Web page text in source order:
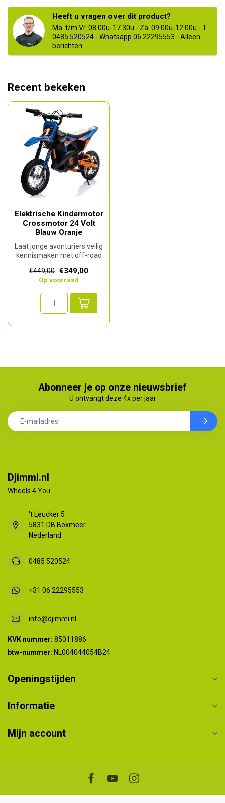
Heeft u vragen over dit product?
Ma. t/m Vr. 08.00u-17.30u - Za. 09.00u-12.00u - T
0485 520524 - Whatsapp 06 22295553 - Alleen
berichten
Recent bekeken
Elektrische Kindermotor
Crossmotor 24 Volt
Blauw Oranje
Laat jonge avonturiers veilig
kennismaken met off-road
€449,00 €349,00
Op voorraad
Abonneer je op onze nieuwsbrief
U ontvangt deze 4x per jaar
Djimmi.nl
Wheels 4 You
't Leucker 5
5831 DB Boxmeer
Nederland
0485 520524
+31 06 22295553
info@djimmi.nl
KVK nummer: 85011886
btw-nummer: NL004044054B24
Openingstijden
Informatie
Mijn account